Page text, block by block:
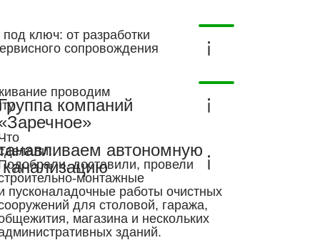
автономную
канализацию
ключ: от разработки
сопровождения
проводим
компаний
доставили, провели
монтажные
пусконаладочные работы очистных
для столовой, гаража,
магазина и нескольких
зданий.